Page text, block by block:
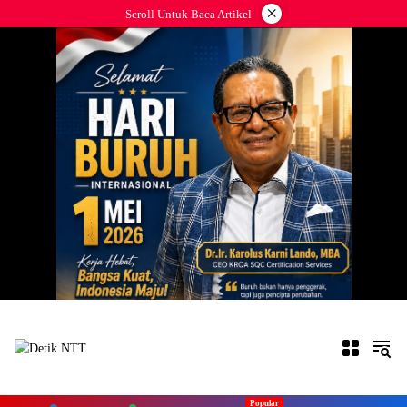
ke
Scroll Untuk Baca Artikel ×